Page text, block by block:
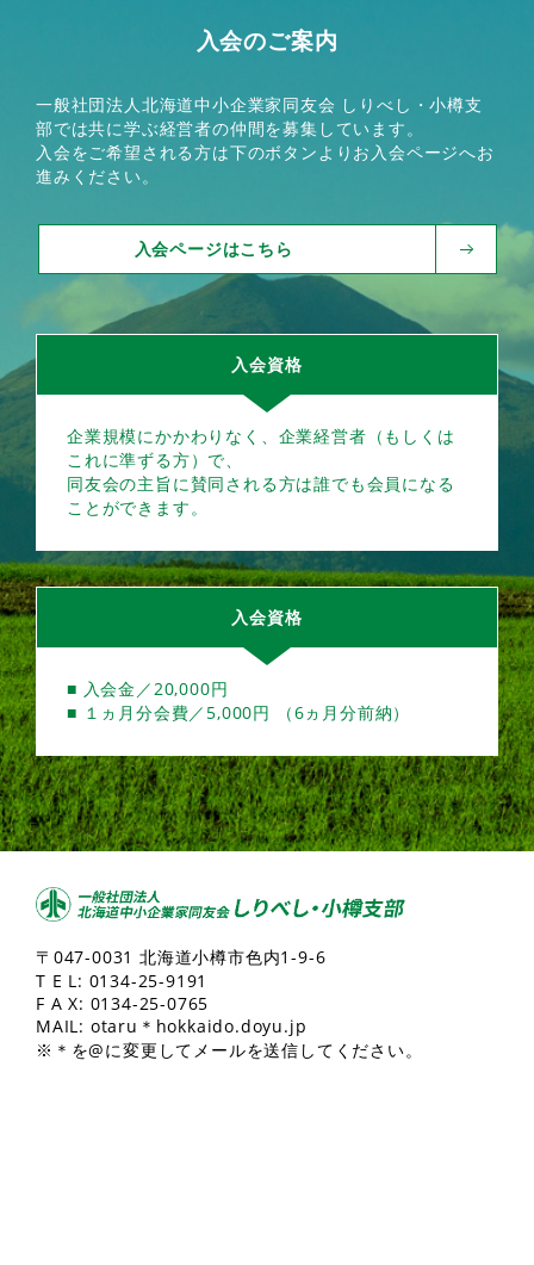
入会のご案内
一般社団法人北海道中小企業家同友会 しりべし・小樽支
部では共に学ぶ経営者の仲間を募集しています。
入会をご希望される方は下のボタンよりお入会ページへお
進みください。
入会ページはこちら
入会資格
企業規模にかかわりなく、企業経営者（もしくは
これに準ずる方）で、
同友会の主旨に賛同される方は誰でも会員になる
ことができます。
入会資格
■ 入会金／20,000円
■ １ヵ月分会費／5,000円 （6ヵ月分前納）
〒047-0031 北海道小樽市色内1-9-6
T E L: 0134-25-9191
F A X: 0134-25-0765
MAIL: otaru＊hokkaido.doyu.jp
※＊を@に変更してメールを送信してください。